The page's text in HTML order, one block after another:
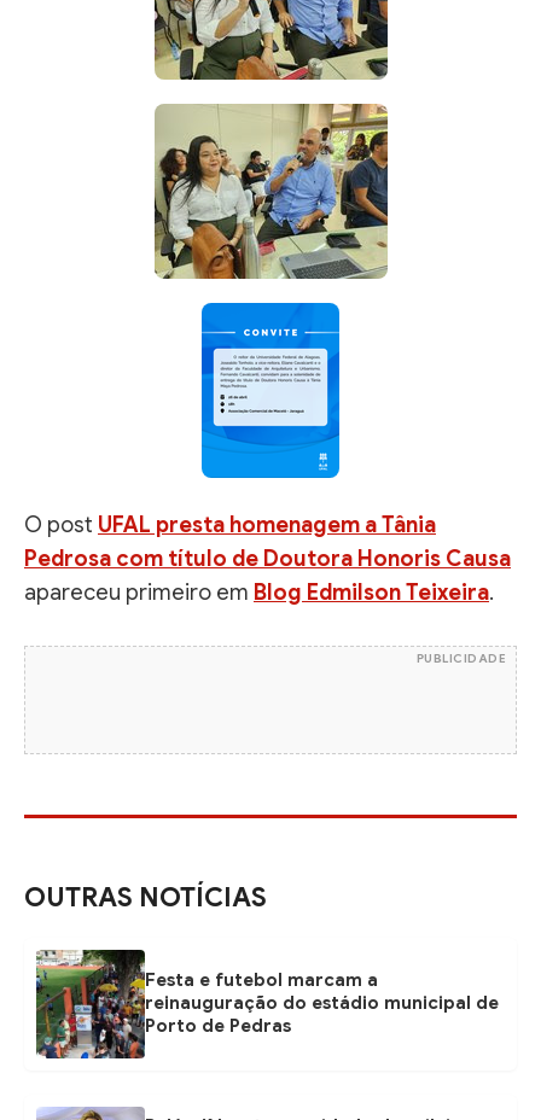
O post UFAL presta homenagem a Tânia
Pedrosa com título de Doutora Honoris Causa
apareceu primeiro em Blog Edmilson Teixeira.
PUBLICIDADE
OUTRAS NOTÍCIAS
Festa e futebol marcam a
reinauguração do estádio municipal de
Porto de Pedras